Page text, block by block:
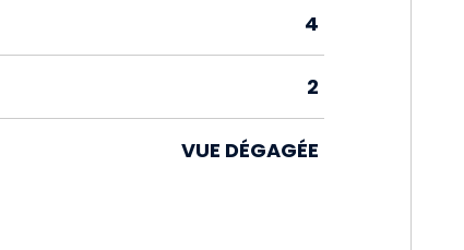
4
2
VUE DÉGAGÉE